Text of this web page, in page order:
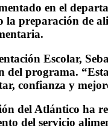
en el
preparación de
Escolar,
del programa.
confianza y
del Atlántico ha
del servicio